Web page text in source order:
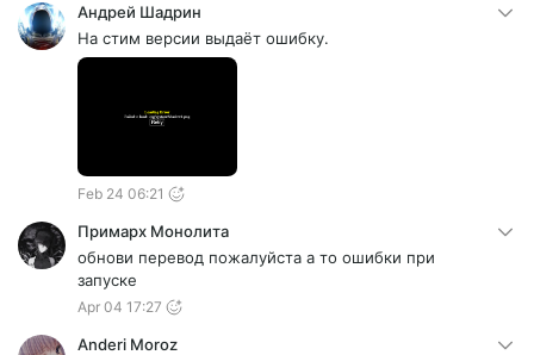
Андрей Шадрин
На стим версии выдаёт ошибку.
Feb 24 06:21
Примарх Монолита
обнови перевод пожалуйста а то ошибки при
запуске
Apr 04 17:27
Anderi Moroz